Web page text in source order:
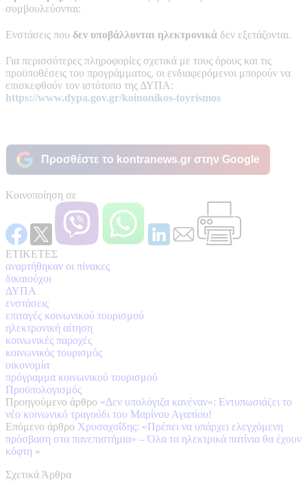
συμβουλεύονται:
Ενστάσεις που δεν υποβάλλονται ηλεκτρονικά δεν εξετάζονται.
Για περισσότερες πληροφορίες σχετικά με τους όρους και τις
προϋποθέσεις του προγράμματος, οι ενδιαφερόμενοι μπορούν να
επισκεφθούν τον ιστότοπο της ΔΥΠΑ:
https://www.dypa.gov.gr/koinonikos-toyrismos
Προσθέστε το kontranews.gr στην Google
Κοινοποίηση σε
ΕΤΙΚΕΤΕΣ
αναρτήθηκαν οι πίνακες
δικαιούχοι
ΔΥΠΑ
ενστάσεις
επιταγές κοινωνικού τουρισμού
ηλεκτρονική αίτηση
κοινωνικές παροχές
κοινωνικός τουρισμός
οικονομία
πρόγραμμα κοινωνικού τουρισμού
Προϋπολογισμός
Προηγούμενο άρθρο «Δεν υπολόγιζα κανέναν»: Εντυπωσιάζει το
νέο κοινωνικό τραγούδι του Μαρίνου Αγαπίου!
Επόμενο άρθρο Χρυσοχοΐδης: «Πρέπει να υπάρχει ελεγχόμενη
πρόσβαση στα πανεπιστήμια» – Όλα τα ηλεκτρικά πατίνια θα έχουν
κόφτη »
Σχετικά Άρθρα